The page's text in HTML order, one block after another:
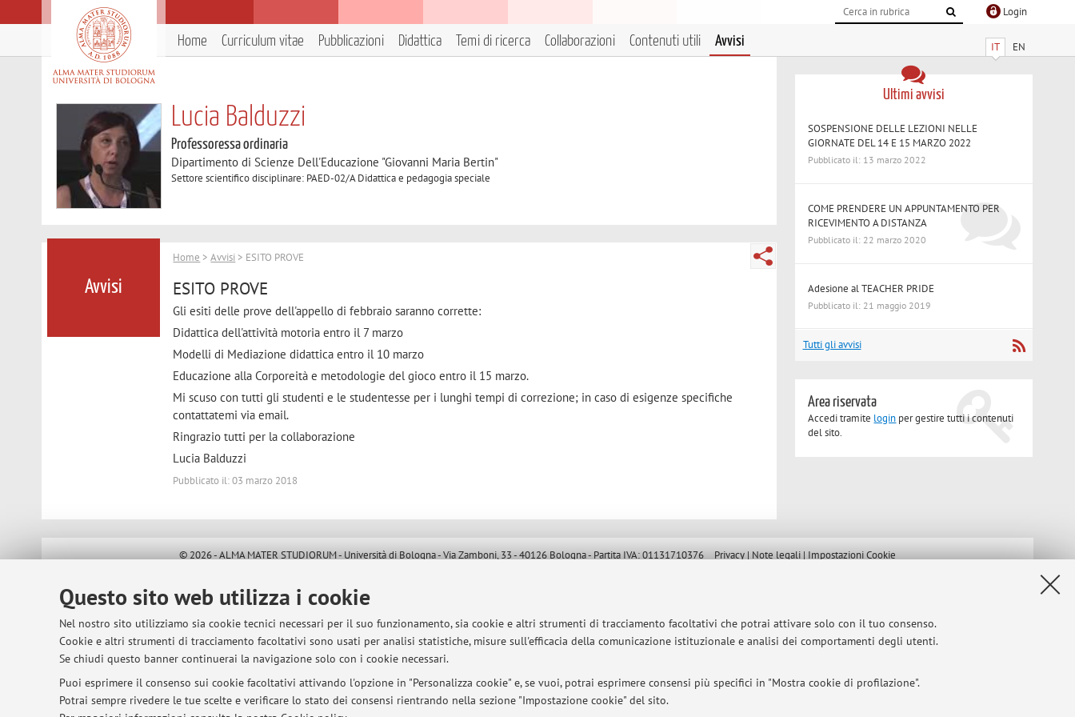
Questo sito web utilizza i cookie
Nel nostro sito utilizziamo sia cookie tecnici necessari per il suo funzionamento, sia cookie e altri strumenti di tracciamento facoltativi che potrai attivare solo con il tuo consenso.
Cookie e altri strumenti di tracciamento facoltativi sono usati per analisi statistiche, misure sull'efficacia della comunicazione istituzionale e analisi dei comportamenti degli utenti.
Se chiudi questo banner continuerai la navigazione solo con i cookie necessari.
Puoi esprimere il consenso sui cookie facoltativi attivando l'opzione in "Personalizza cookie" e, se vuoi, potrai esprimere consensi più specifici in "Mostra cookie di profilazione".
Potrai sempre rivedere le tue scelte e verificare lo stato dei consensi rientrando nella sezione "Impostazione cookie" del sito.
Login
IT EN
Home Curriculum vitae Pubblicazioni Didattica Temi di ricerca Collaborazioni Contenuti utili Avvisi
Lucia Balduzzi
Professoressa ordinaria
Dipartimento di Scienze Dell'Educazione "Giovanni Maria Bertin"
Settore scientifico disciplinare: PAED-02/A Didattica e pedagogia speciale
Avvisi
Home >Avvisi > ESITO PROVE
ESITO PROVE
Gli esiti delle prove dell'appello di febbraio saranno corrette:
Didattica dell'attività motoria entro il 7 marzo
Modelli di Mediazione didattica entro il 10 marzo
Educazione alla Corporeità e metodologie del gioco entro il 15 marzo.
Mi scuso con tutti gli studenti e le studentesse per i lunghi tempi di correzione; in caso di esigenze specifiche
contattatemi via email.
Ringrazio tutti per la collaborazione
Lucia Balduzzi
Pubblicato il: 03 marzo 2018
Ultimi avvisi
SOSPENSIONE DELLE LEZIONI NELLE
GIORNATE DEL 14 E 15 MARZO 2022
Pubblicato il: 13 marzo 2022
COME PRENDERE UN APPUNTAMENTO PER
RICEVIMENTO A DISTANZA
Pubblicato il: 22 marzo 2020
Adesione al TEACHER PRIDE
Pubblicato il: 21 maggio 2019
Tutti gli avvisi
Area riservata
Accedi tramite login per gestire tutti i contenuti
del sito.
© 2026 - ALMA MATER STUDIORUM - Università di Bologna - Via Zamboni, 33 - 40126 Bologna - Partita IVA: 01131710376 Privacy| Note legali| Impostazioni Cookie